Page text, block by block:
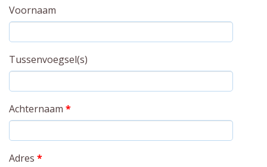
Voornaam
Tussenvoegsel(s)
Achternaam *
Adres *